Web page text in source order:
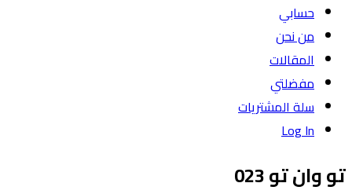
حسابي
من نحن
المقالات
مفضلتي
سلة المشتريات
Log In
تو وان تو 023